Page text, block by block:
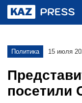
Политика 15 июля
посетили